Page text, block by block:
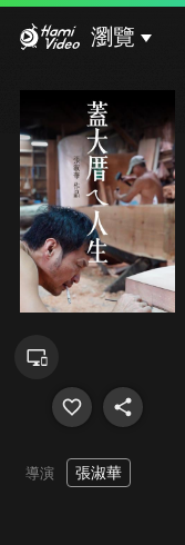
瀏覽
導演 張淑華